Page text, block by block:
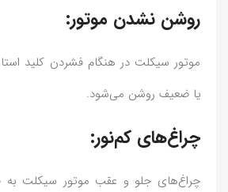
روشن نشدن موتور:
موتور سیکلت در هنگام فشردن کلید
یا ضعیف روشن می‌شود.
چراغ‌های کم‌نور:
چراغ‌های جلو و عقب موتور سیکلت به